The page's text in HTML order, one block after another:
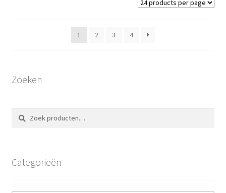
1 2 3 4
Zoeken
Zoeken
naar:
Zoeken
Categorieën